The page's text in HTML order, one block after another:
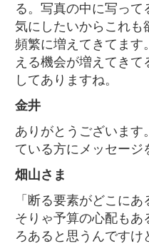
る。写真の中に写って
気にしたいからこれも
頻繁に増えてきてます
える機会が増えてきて
してありますね。
金井
ありがとうございま
ている方にメッセージ
畑山さま
「断る要素がどこに
そりゃ予算の心配もあ
ろあると思うんです